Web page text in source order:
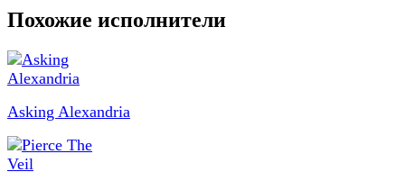
Похожие исполнители
Asking Alexandria